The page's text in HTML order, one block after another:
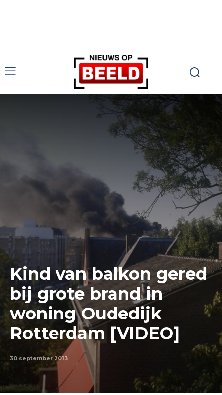
Kind van balkon gered
bij grote brand in
woning Oudedijk
Rotterdam [VIDEO]
30 september 2013